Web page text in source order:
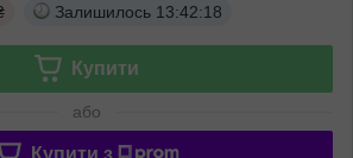
Залишилось 13:42:17
Купити
або
Купити з